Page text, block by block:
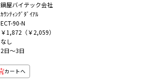
鍋屋バイテック会社
ｶｳﾝﾃｨﾝｸﾞﾀﾞｲｱﾙ
ECT-90-N
￥1,872（￥2,059）
なし
2日～3日
カートへ